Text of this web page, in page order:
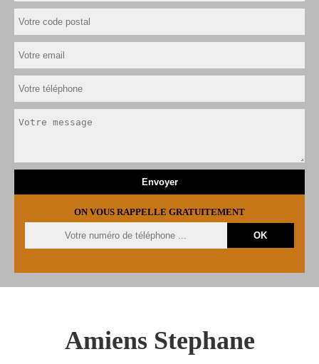
ON VOUS RAPPELLE GRATUITEMENT
Amiens Stephane